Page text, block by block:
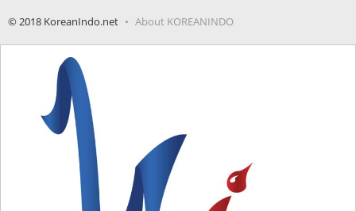
© 2018 KoreanIndo.net About KOREANINDO